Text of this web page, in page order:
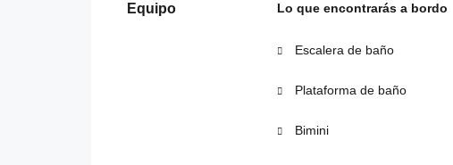
Equipo Lo que encontrarás a bordo
Escalera de baño
Plataforma de baño
Bimini